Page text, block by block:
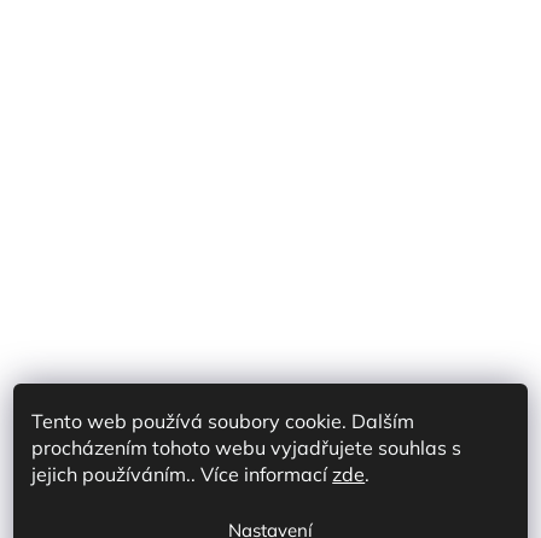
Tento web používá soubory cookie. Dalším
procházením tohoto webu vyjadřujete souhlas s
jejich používáním.. Více informacízde.
Nastavení
Shoptet Partner CZ
Shoptet Partner SK
Prodej na marketplace CZ/SK